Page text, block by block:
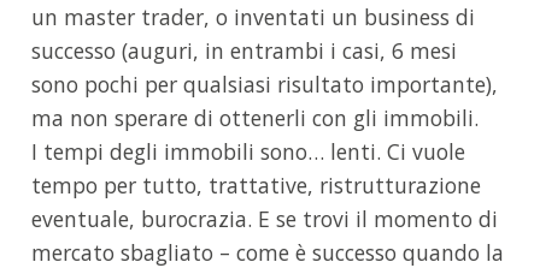
un master trader, o inventati un business di
successo (auguri, in entrambi i casi, 6 mesi
sono pochi per qualsiasi risultato importante),
ma non sperare di ottenerli con gli immobili.
I tempi degli immobili sono… lenti. Ci vuole
tempo per tutto, trattative, ristrutturazione
eventuale, burocrazia. E se trovi il momento di
mercato sbagliato – come è successo quando la